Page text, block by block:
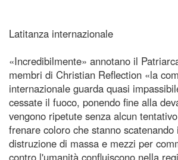
Latitanza internazionale
«Incredibilmente» annotano il
membri di Christian Reflection «la
internazionale guarda quasi
cessate il fuoco, ponendo fine alla
vengono ripetute senza alcun
frenare coloro che stanno
distruzione di massa e mezzi per
contro l'umanità confluiscono nella